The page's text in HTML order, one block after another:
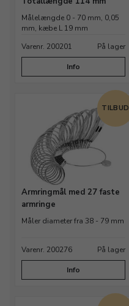
Målelængde 0 - 70 mm, 0,05
mm, kæbe L 19 mm
Varenr. 200201
På lager
Info
TILBUD
Armringmål med 27 faste
armringe
Måler diameter fra 38 - 79 mm
Varenr. 200276 På lager
Info